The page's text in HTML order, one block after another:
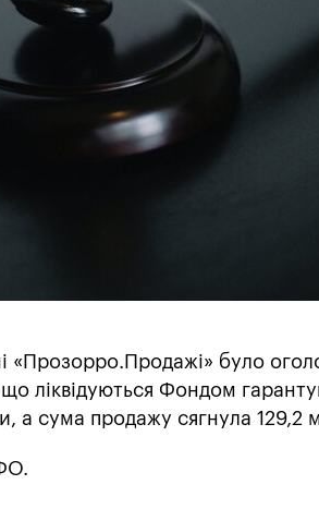
«Прозорро.Продажі» було
що ліквідуються Фондом
а сума продажу сягнула 129,2